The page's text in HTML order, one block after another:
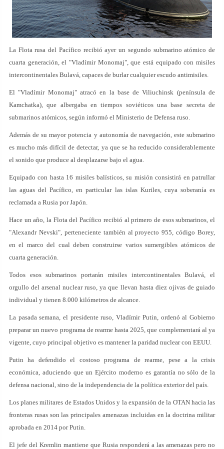
La Flota rusa del Pacífico recibió ayer un segundo submarino atómico de
cuarta generación, el "Vladímir Monomaj", que está equipado con misiles
intercontinentales Bulavá, capaces de burlar cualquier escudo antimisiles.
El "Vladímir Monomaj" atracó en la base de Viliuchinsk (península de
Kamchatka), que albergaba en tiempos soviéticos una base secreta de
submarinos atómicos, según informó el Ministerio de Defensa ruso.
Además de su mayor potencia y autonomía de navegación, este submarino
es mucho más difícil de detectar, ya que se ha reducido considerablemente
el sonido que produce al desplazarse bajo el agua.
Equipado con hasta 16 misiles balísticos, su misión consistirá en patrullar
las aguas del Pacífico, en particular las islas Kuriles, cuya soberanía es
reclamada a Rusia por Japón.
Hace un año, la Flota del Pacífico recibió al primero de esos submarinos, el
"Alexandr Nevski", perteneciente también al proyecto 955, código Borey,
en el marco del cual deben construirse varios sumergibles atómicos de
cuarta generación.
Todos esos submarinos portarán misiles intercontinentales Bulavá, el
orgullo del arsenal nuclear ruso, ya que llevan hasta diez ojivas de guiado
individual y tienen 8.000 kilómetros de alcance.
La pasada semana, el presidente ruso, Vladímir Putin, ordenó al Gobierno
preparar un nuevo programa de rearme hasta 2025, que complementará al ya
vigente, cuyo principal objetivo es mantener la paridad nuclear con EEUU.
Putin ha defendido el costoso programa de rearme, pese a la crisis
económica, aduciendo que un Ejército moderno es garantía no sólo de la
defensa nacional, sino de la independencia de la política exterior del país.
Los planes militares de Estados Unidos y la expansión de la OTAN hacia las
fronteras rusas son las principales amenazas incluidas en la doctrina militar
aprobada en 2014 por Putin.
El jefe del Kremlin mantiene que Rusia responderá a las amenazas pero no